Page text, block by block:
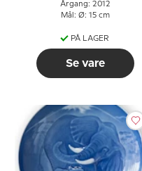
Årgang: 2012
Mål: Ø: 15 cm
PÅ LAGER
Se vare